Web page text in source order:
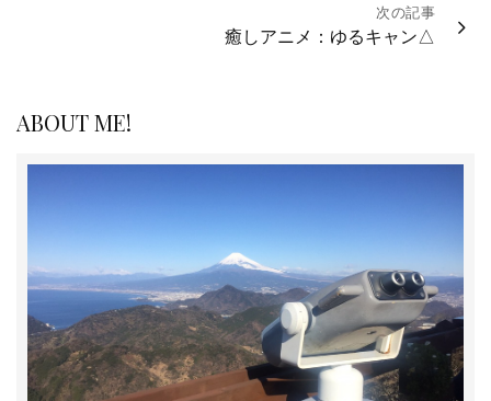
ョ
ン
次の記事
癒しアニメ：ゆるキャン△
ABOUT ME!